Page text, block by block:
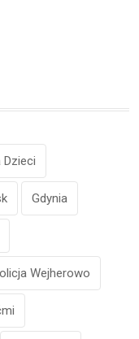
Dzieci
Gdynia
Wejherowo